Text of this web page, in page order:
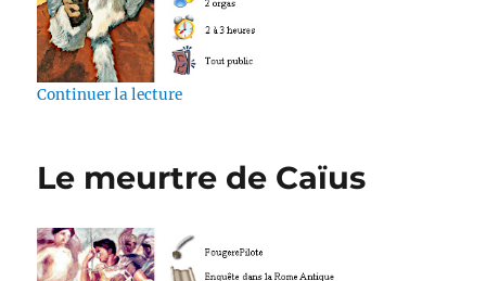
Continuer la lecturede « Le père Noël est vraiment une
Le meurtre de Caïus